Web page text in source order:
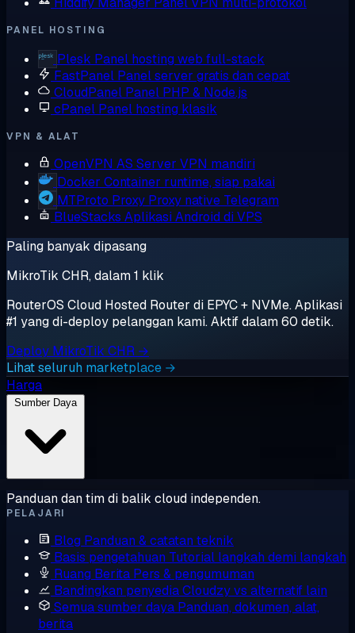
PANEL HOSTING
Plesk Panel hosting web full-stack
FastPanel Panel server gratis dan cepat
CloudPanel Panel PHP & Node.js
cPanel Panel hosting klasik
VPN & ALAT
OpenVPN AS Server VPN mandiri
Docker Container runtime, siap pakai
MTProto Proxy Proxy native Telegram
BlueStacks Aplikasi Android di VPS
Paling banyak dipasang
MikroTik CHR, dalam 1 klik
RouterOS Cloud Hosted Router di EPYC + NVMe. Aplikasi
#1 yang di-deploy pelanggan kami. Aktif dalam 60 detik.
Deploy MikroTik CHR →
Lihat seluruh marketplace →
Harga
Sumber Daya
Panduan dan tim di balik cloud independen.
PELAJARI
Blog Panduan & catatan teknik
Basis pengetahuan Tutorial langkah demi langkah
Ruang Berita Pers & pengumuman
Bandingkan penyediaCloudzy vs alternatif lain
Semua sumber daya Panduan, dokumen, alat,
berita